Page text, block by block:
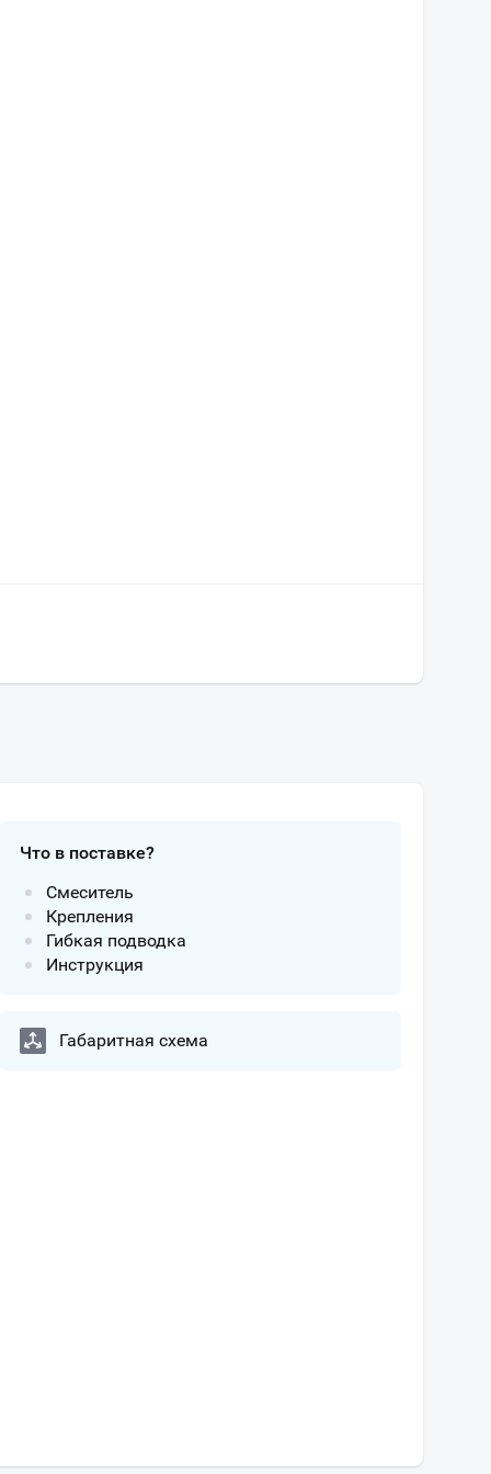
Что в поставке?
Смеситель
Крепления
Гибкая подводка
Инструкция
Габаритная схема